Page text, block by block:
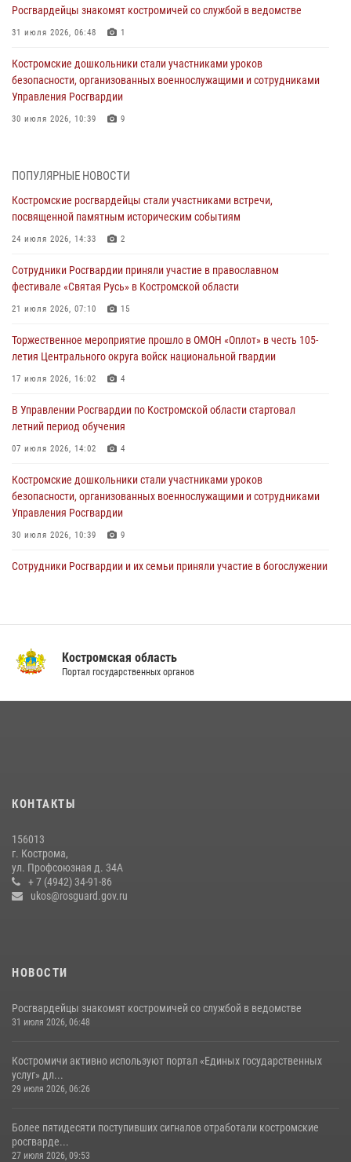
Росгвардейцы знакомят костромичей со службой в ведомстве
31 июля 2026, 06:48 1
Костромские дошкольники стали участниками уроков
безопасности, организованных военнослужащими и сотрудниками
Управления Росгвардии
30 июля 2026, 10:39 9
Cотрудники Росгвардии и их семьи приняли участие в богослужении
в честь князя Владимира в Костроме
Более пятидесяти поступивших сигналов отработали костромские
росгвардейцы за прошедшую неделю
«Росгвардия. Вехи истории»: послевоенный опыт войск
правопорядка за пределами СССР (видео)
Костромские росгвардейцы стали участниками встречи,
посвященной памятным историческим событиям
ПОПУЛЯРНЫЕ НОВОСТИ
Костромские росгвардейцы стали участниками встречи,
посвященной памятным историческим событиям
24 июля 2026, 14:33 2
Сотрудники Росгвардии приняли участие в православном
фестивале «Святая Русь» в Костромской области
21 июля 2026, 07:10 15
Торжественное мероприятие прошло в ОМОН «Оплот» в честь 105-
летия Центрального округа войск национальной гвардии
17 июля 2026, 16:02 4
В Управлении Росгвардии по Костромской области стартовал
летний период обучения
07 июля 2026, 14:02 4
Костромские дошкольники стали участниками уроков
безопасности, организованных военнослужащими и сотрудниками
Управления Росгвардии
30 июля 2026, 10:39 9
Cотрудники Росгвардии и их семьи приняли участие в богослужении
области
08 июля 2026, 07:12 15
Приглашаем молодежь Костромской области получить образование
в ВУЗах Росгвардии
09 июля 2026, 05:58
Костромская область
Портал государственных органов
КОНТАКТЫ
156013
г. Кострома,
ул. Профсоюзная д. 34А
+ 7 (4942) 34-91-86
ukos@rosguard.gov.ru
НОВОСТИ
Росгвардейцы знакомят костромичей со службой в ведомстве
31 июля 2026, 06:48
Костромичи активно используют портал «Единых государственных
услуг» дл...
29 июля 2026, 06:26
Более пятидесяти поступивших сигналов отработали костромские
росгварде...
27 июля 2026, 09:53